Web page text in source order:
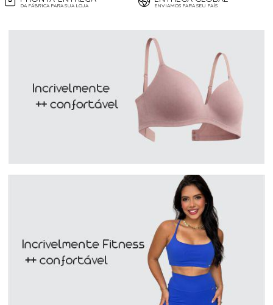
DA FÁBRICA PARA SUA LOJA ENVIAMOS PARA SEU PAÍS